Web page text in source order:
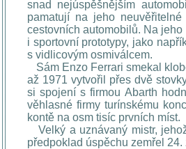
snad nejúspěšnějším
pamatují na jeho
cestovních automobilů. Na
i sportovní prototypy, jako
s vidlicovým osmiválcem.
Sám Enzo Ferrari smekal
až 1971 vytvořil přes dvě
si spojení s firmou Abarth
věhlasné firmy turínskému
kontě na osm tisíc prvních míst.
Velký a uznávaný mistr,
předpoklad úspěchu zemřel 24.